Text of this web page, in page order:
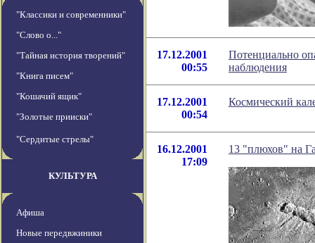
"Классики и современники"
"Слово о..."
"Тайная история творений"
"Книга писем"
"Кошачий ящик"
"Золотые прииски"
"Сердитые стрелы"
КУЛЬТУРА
Афиша
Новые передвжиники
17.12.2001
00:55
Потенциально
наблюдения
17.12.2001
00:54
Космический
16.12.2001
17:09
13 "плюхов" на